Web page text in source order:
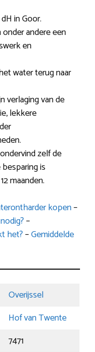
in Goor.
andere een
en
water terug naar
verlaging van de
lekkere
zelf de
is
maanden.
kopen–
–
het?–Gemiddelde
Overijssel
Hof van Twente
7471